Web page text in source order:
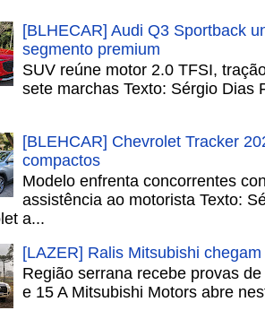
[BLHECAR] Audi Q3 Sportback
segmento premium
SUV reúne motor 2.0 TFSI,
sete marchas Texto: Sérgio Dias
[BLEHCAR] Chevrolet Tracker
compactos
Modelo enfrenta concorrentes
assistência ao motorista Texto:
a...
[LAZER] Ralis Mitsubishi
Região serrana recebe provas
e 15 A Mitsubishi Motors abre